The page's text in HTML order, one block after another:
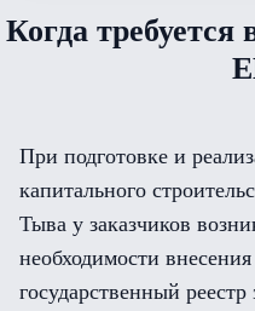
Когда требуется
При подготовке и
капитального
Тыва у заказчиков
необходимости
государственный